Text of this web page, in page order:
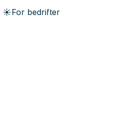
☀️For bedrifter